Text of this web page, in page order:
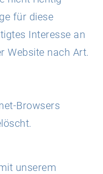
für diese
Interesse an
Website nach Art.
Browsers
unserem